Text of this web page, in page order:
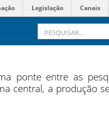
Legislação Canais
ponte entre as
central, a produção